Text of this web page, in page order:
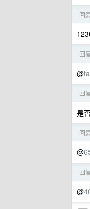
回
回
@
回
是
回
@
回
@